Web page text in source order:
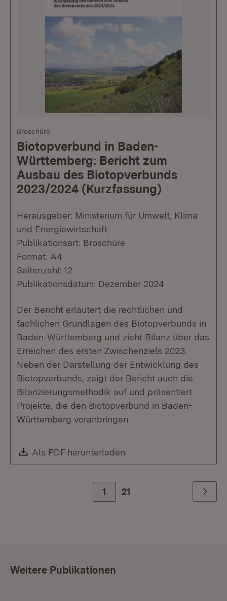
Broschüre
Biotopverbund in Baden-
Württemberg: Bericht zum
Ausbau des Biotopverbunds
2023/2024 (Kurzfassung)
Herausgeber: Ministerium für Umwelt, Klima
und Energiewirtschaft
Publikationsart: Broschüre
Format: A4
Seitenzahl: 12
Publikationsdatum: Dezember 2024
Der Bericht erläutert die rechtlichen und
fachlichen Grundlagen des Biotopverbunds in
Baden-Württemberg und zieht Bilanz über das
Erreichen des ersten Zwischenziels 2023.
Neben der Darstellung der Entwicklung des
Biotopverbunds, zeigt der Bericht auch die
Bilanzierungsmethodik auf und präsentiert
Projekte, die den Biotopverbund in Baden-
Württemberg voranbringen.
Download:
Als PDF herunterladen
Zur Seite
1 21 Weiter
Weitere Publikationen